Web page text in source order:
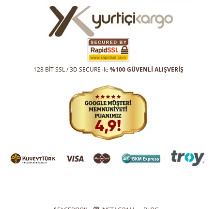
128 BİT SSL / 3D SECURE ile %100 GÜVENLİ ALIŞVERİŞ